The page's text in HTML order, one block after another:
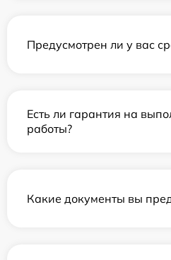
Предусмотрен ли у вас
Есть ли гарантия на
работы?
Какие документы вы